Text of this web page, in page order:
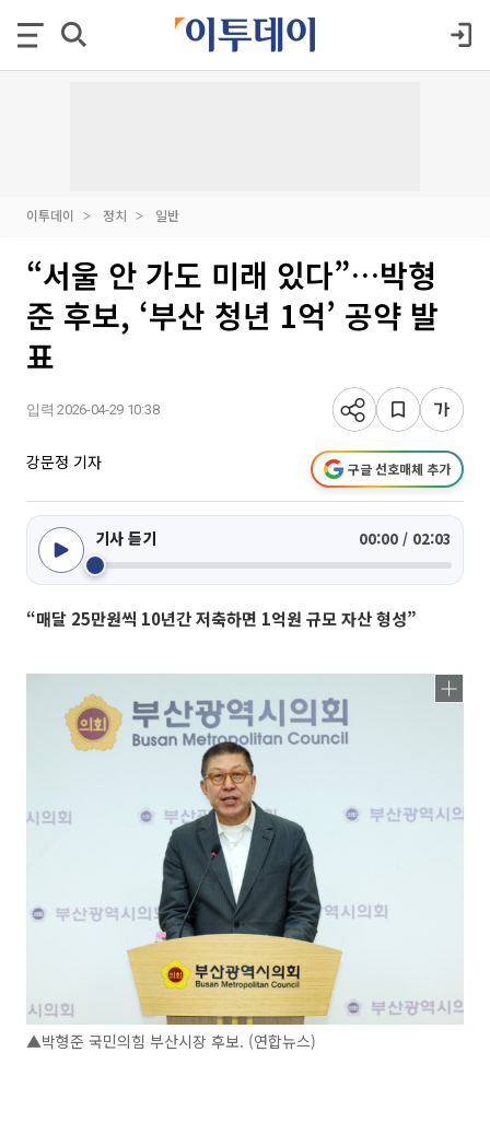
이투데이 정치 일반
“서울 안 가도 미래 있다”…박형
준 후보, ‘부산 청년 1억’ 공약 발
표
입력 2026-04-29 10:38
강문정 기자 구글 선호매체 추가
기사 듣기 00:00 / 02:03
“매달 25만원씩 10년간 저축하면 1억원 규모 자산 형성”
▲박형준 국민의힘 부산시장 후보. (연합뉴스)